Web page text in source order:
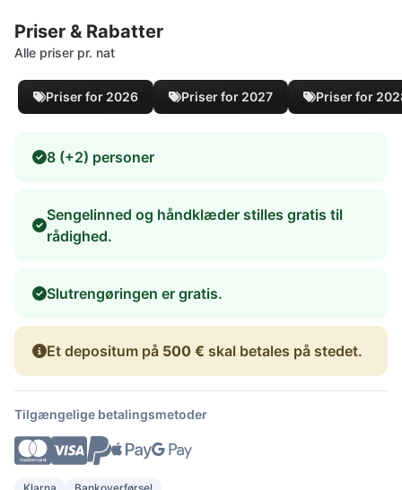
Priser & Rabatter
Alle priser pr. nat
Priser for 2026 Priser for 2027 Priser for
8 (+2) personer
Sengelinned og håndklæder stilles gratis til
rådighed.
Slutrengøringen er gratis.
Et depositum på 500 € skal betales på stedet.
Tilgængelige betalingsmetoder